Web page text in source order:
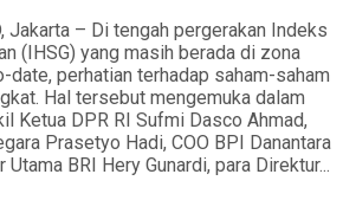
Jakarta – Di tengah pergerakan Indeks
(IHSG) yang masih berada di zona
perhatian terhadap saham-saham
Hal tersebut mengemuka dalam
Ketua DPR RI Sufmi Dasco Ahmad,
Prasetyo Hadi, COO BPI Danantara
BRI Hery Gunardi, para Direktur...